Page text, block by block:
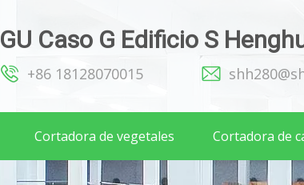
GU Caso G Edificio S
+86 18128070015
Cortadora de vegetales Cortadora de